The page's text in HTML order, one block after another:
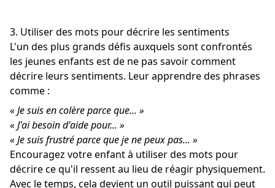
3. Utiliser des mots pour décrire les sentiments
L'un des plus grands défis auxquels sont confrontés
les jeunes enfants est de ne pas savoir comment
décrire leurs sentiments. Leur apprendre des phrases
comme :
« Je suis en colère parce que... »
« J'ai besoin d'aide pour... »
« Je suis frustré parce que je ne peux pas... »
Encouragez votre enfant à utiliser des mots pour
décrire ce qu'il ressent au lieu de réagir physiquement.
Avec le temps, cela devient un outil puissant qui peut